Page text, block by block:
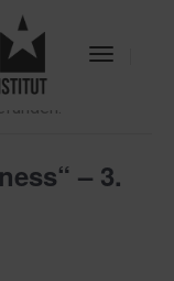
Toggle
– 3.